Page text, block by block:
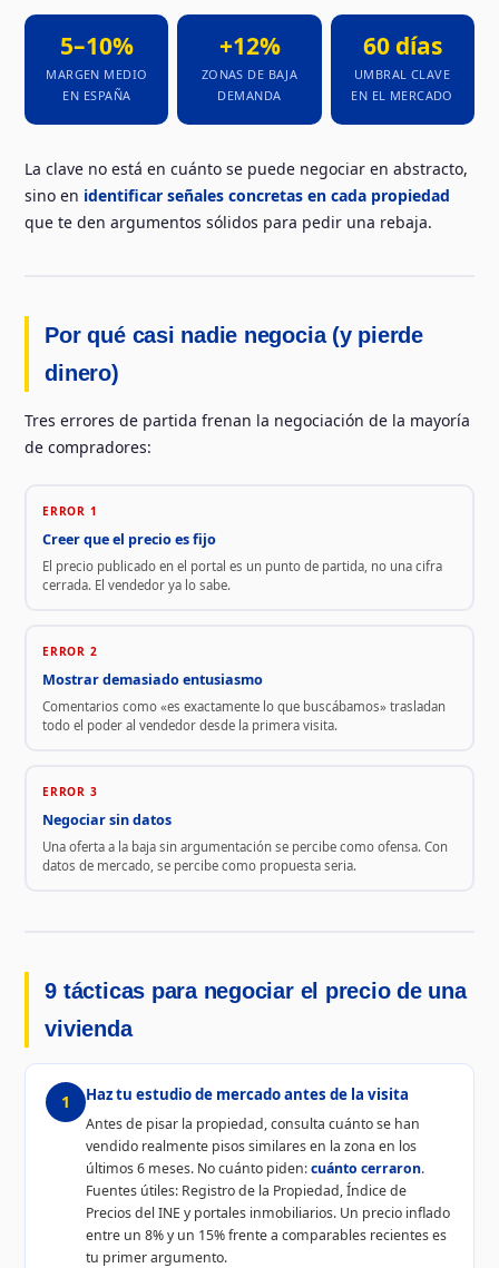
5–10%
MARGEN MEDIO
EN ESPAÑA
+12%
ZONAS DE BAJA
DEMANDA
60 días
UMBRAL CLAVE
EN EL MERCADO
La clave no está en cuánto se puede negociar en abstracto,
sino en identificar señales concretas en cada propiedad
que te den argumentos sólidos para pedir una rebaja.
Por qué casi nadie negocia (y pierde
dinero)
Tres errores de partida frenan la negociación de la mayoría
de compradores:
ERROR 1
Creer que el precio es fijo
El precio publicado en el portal es un punto de partida, no una cifra
cerrada. El vendedor ya lo sabe.
ERROR 2
Mostrar demasiado entusiasmo
Comentarios como «es exactamente lo que buscábamos» trasladan
todo el poder al vendedor desde la primera visita.
ERROR 3
Negociar sin datos
Una oferta a la baja sin argumentación se percibe como ofensa. Con
datos de mercado, se percibe como propuesta seria.
9 tácticas para negociar el precio de una
vivienda
1 Haz tu estudio de mercado antes de la visita
Antes de pisar la propiedad, consulta cuánto se han
vendido realmente pisos similares en la zona en los
últimos 6 meses. No cuánto piden:cuánto cerraron.
Fuentes útiles: Registro de la Propiedad, Índice de
Precios del INE y portales inmobiliarios. Un precio inflado
entre un 8% y un 15% frente a comparables recientes es
tu primer argumento.